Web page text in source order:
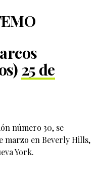
25 de
número 30, se
marzo en Beverly Hills,
York.